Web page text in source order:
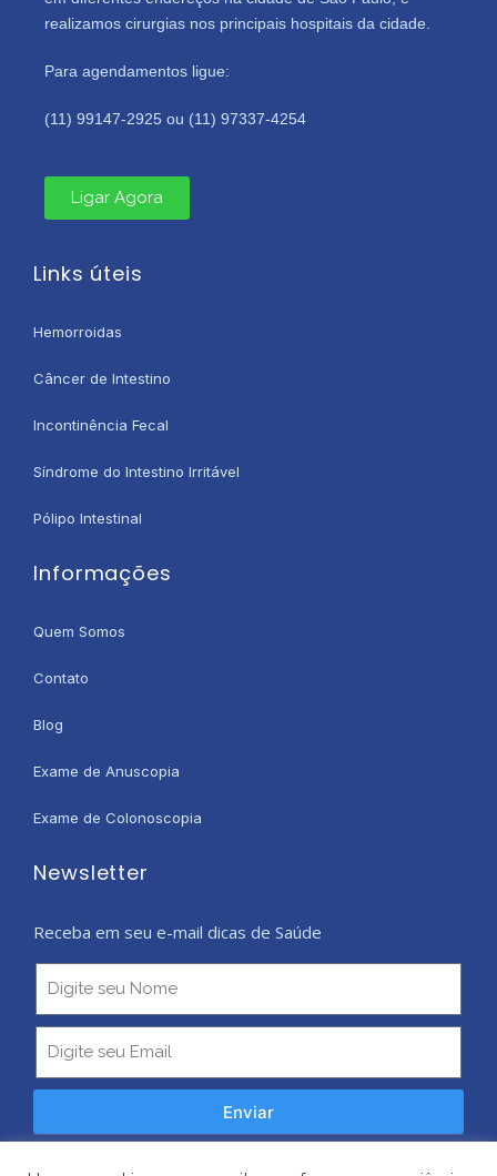
realizamos cirurgias nos principais hospitais da cidade.
Para agendamentos ligue:
(11) 99147-2925 ou (11) 97337-4254
Ligar Agora
Links úteis
Hemorroidas
Câncer de Intestino
Incontinência Fecal
Síndrome do Intestino Irritável
Pólipo Intestinal
Informações
Quem Somos
Contato
Blog
Exame de Anuscopia
Exame de Colonoscopia
Newsletter
Receba em seu e-mail dicas de Saúde
Enviar